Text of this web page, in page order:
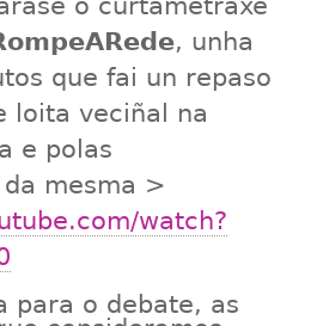
o curtametraxe
, unha
que fai un repaso
loita veciñal na
e polas
mesma >
watch?
para o debate, as